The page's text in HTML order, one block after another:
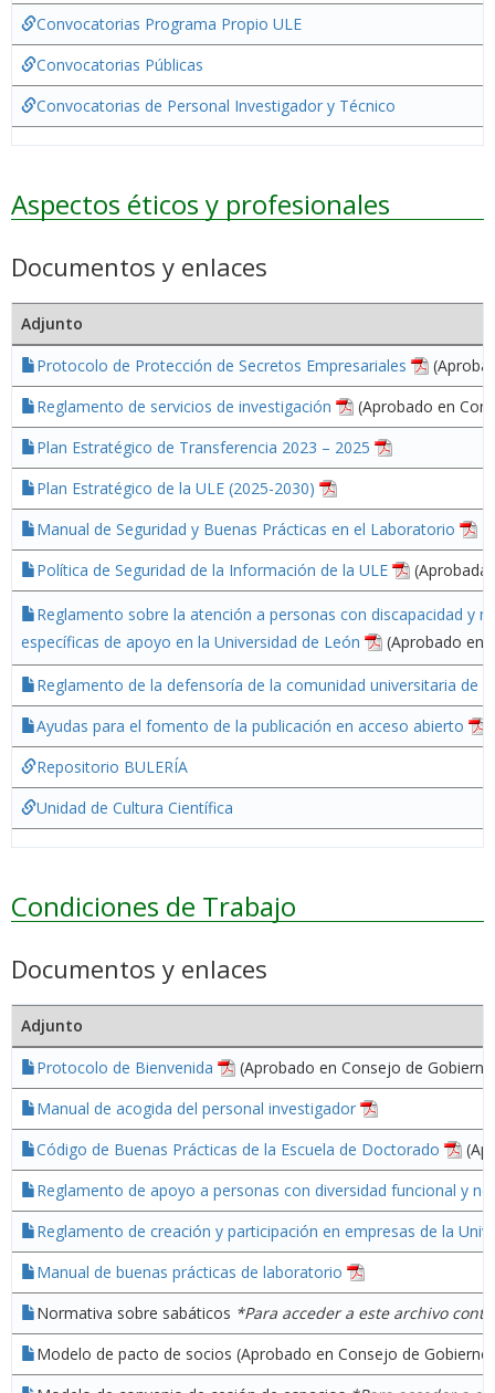
Convocatorias Programa Propio ULE
Convocatorias Públicas
Convocatorias de Personal Investigador y Técnico
Aspectos éticos y profesionales
Documentos y enlaces
Adjunto
Protocolo de Protección de Secretos Empresariales
Reglamento de servicios de investigación
(Aprobado en
Plan Estratégico de Transferencia 2023 – 2025
Plan Estratégico de la ULE (2025-2030)
Manual de Seguridad y Buenas Prácticas en el Laboratorio
Política de Seguridad de la Información de la ULE
(Aprobada
Reglamento sobre la atención a personas con discapacidad y
específicas de apoyo en la Universidad de León
(Aprobado en
Reglamento de la defensoría de la comunidad universitaria de
Ayudas para el fomento de la publicación en acceso abierto
Repositorio BULERÍA
Unidad de Cultura Científica
Condiciones de Trabajo
Documentos y enlaces
Adjunto
Protocolo de Bienvenida
(Aprobado en Consejo de
Manual de acogida del personal investigador
Código de Buenas Prácticas de la Escuela de Doctorado
Reglamento de apoyo a personas con diversidad funcional y
Reglamento de creación y participación en empresas de la
Manual de buenas prácticas de laboratorio
Normativa sobre sabáticos *Para acceder a este archivo
Modelo de pacto de socios (Aprobado en Consejo de